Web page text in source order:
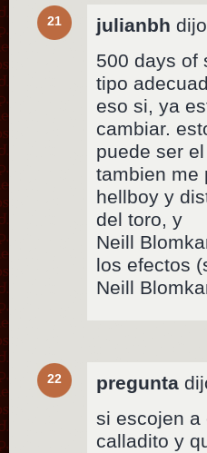
21 julianbh
500 days of
tipo
eso si, ya
cambiar.
puede ser
tambien me
hellboy y
del toro, y
Neill
los efectos
Neill
22 pregunta
si escojen a
calladito y